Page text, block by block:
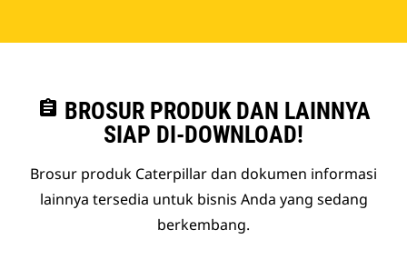
assignment BROSUR PRODUK DAN LAINNYA
SIAP DI-DOWNLOAD!
Brosur produk Caterpillar dan dokumen informasi
lainnya tersedia untuk bisnis Anda yang sedang
berkembang.